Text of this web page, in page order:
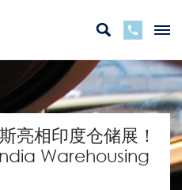
亮相印度仓储展！
Warehousing